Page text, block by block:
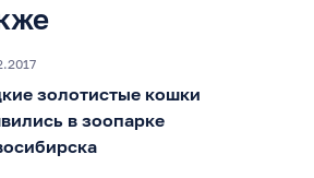
золотистые кошки
в зоопарке